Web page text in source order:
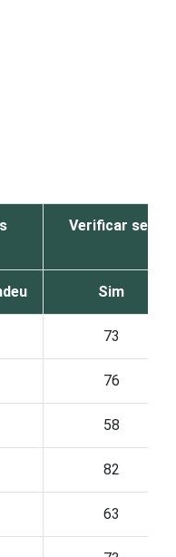
Verificar se
Sim
73
76
58
82
63